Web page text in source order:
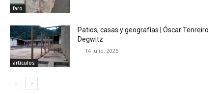
faro
artículos
Patios, casas y geografías | Óscar Tenreiro
Degwitz
14 julio, 2025